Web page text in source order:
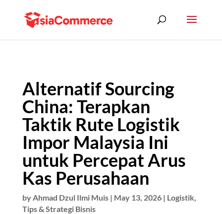
Alternatif Sourcing
China: Terapkan
Taktik Rute Logistik
Impor Malaysia Ini
untuk Percepat Arus
Kas Perusahaan
byAhmad Dzul Ilmi Muis| May 13, 2026| Logistik,
Tips & Strategi Bisnis